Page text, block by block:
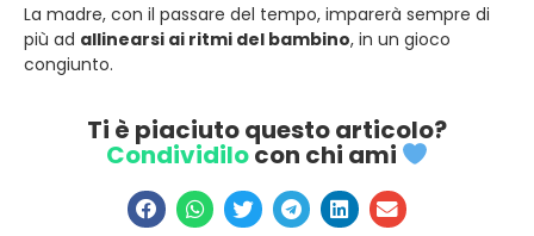
La madre, con il passare del tempo, imparerà sempre di
più ad allinearsi ai ritmi del bambino, in un gioco
congiunto.
Ti è piaciuto questo articolo?
Condividilocon chi ami